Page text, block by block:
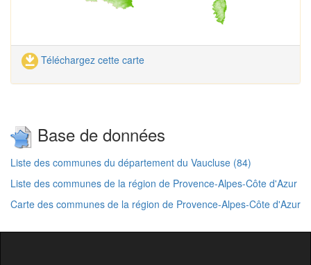
Téléchargez cette carte
Base de données
Liste des communes du département du Vaucluse (84)
Liste des communes de la région de Provence-Alpes-Côte d'Azur
Carte des communes de la région de Provence-Alpes-Côte d'Azur